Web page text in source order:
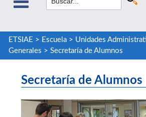
ETSIAE > Escuela> Unidades
Generales > Secretaría de Alumnos
Secretaría de Alumnos